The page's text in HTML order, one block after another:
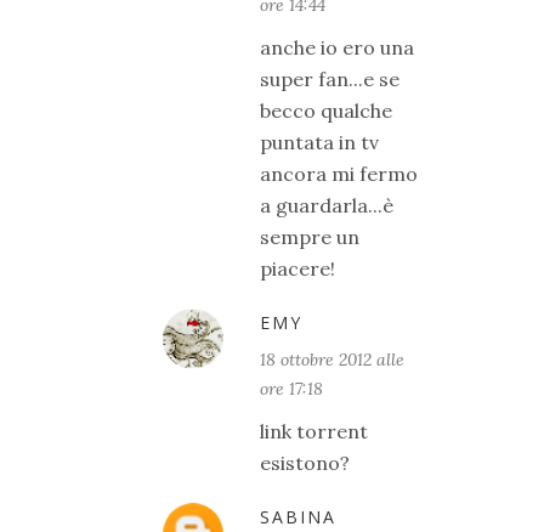
ore 14:44
anche io ero una
super fan...e se
becco qualche
puntata in tv
ancora mi fermo
a guardarla...è
sempre un
piacere!
EMY
18 ottobre 2012 alle
ore 17:18
link torrent
esistono?
SABINA